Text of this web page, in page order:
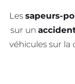
Les sapeurs-
sur un
véhicules sur